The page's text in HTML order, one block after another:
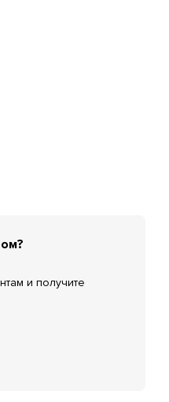
и получите